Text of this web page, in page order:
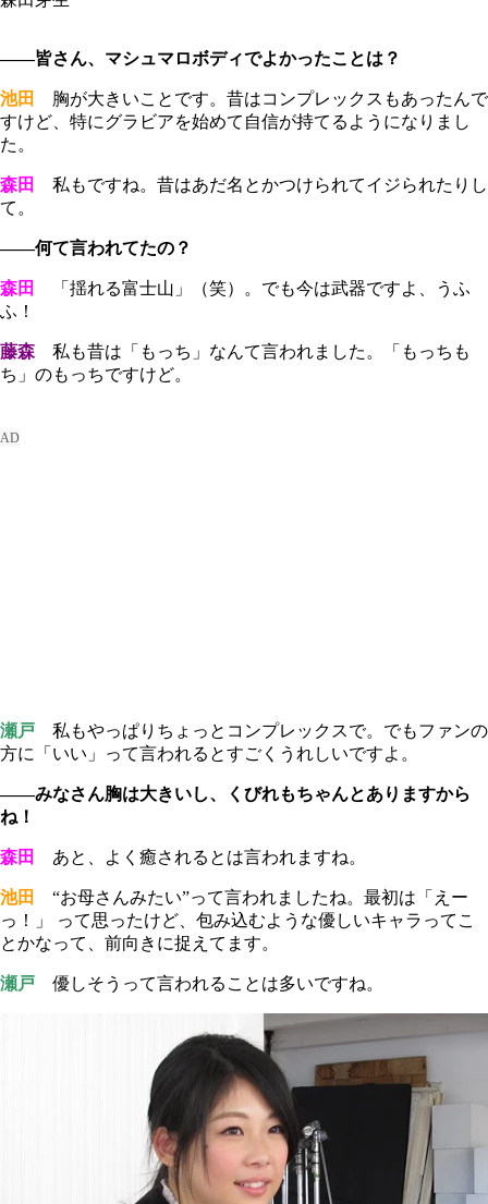
――皆さん、マシュマロボディでよかったことは？
池田
胸が大きいことです。昔はコンプレックスもあったんで
すけど、特にグラビアを始めて自信が持てるようになりまし
た。
森田
私もですね。昔はあだ名とかつけられてイジられたりし
て。
――何て言われてたの？
森田
「揺れる富士山」（笑）。でも今は武器ですよ、うふ
ふ！
藤森 私も昔は「もっち」なんて言われました。「もっちも
ち」のもっちですけど。
瀬戸 私もやっぱりちょっとコンプレックスで。でもファンの
方に「いい」って言われるとすごくうれしいですよ。
――みなさん胸は大きいし、くびれもちゃんとありますから
ね！
森田 あと、よく癒されるとは言われますね。
池田
“お母さんみたい”って言われましたね。最初は「えー
っ！」 って思ったけど、包み込むような優しいキャラってこ
とかなって、前向きに捉えてます。
瀬戸 優しそうって言われることは多いですね。